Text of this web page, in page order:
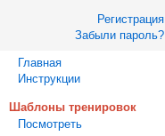
Регистрация
Забыли пароль?
Главная
Инструкции
Шаблоны тренировок
Посмотреть